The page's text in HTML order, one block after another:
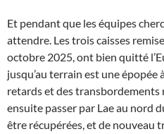
Et pendant que les équipes
attendre. Les trois caisses
octobre 2025, ont bien quitté
jusqu’au terrain est une épopée
retards et des transbordements
ensuite passer par Lae au nord
être récupérées, et de nouveau